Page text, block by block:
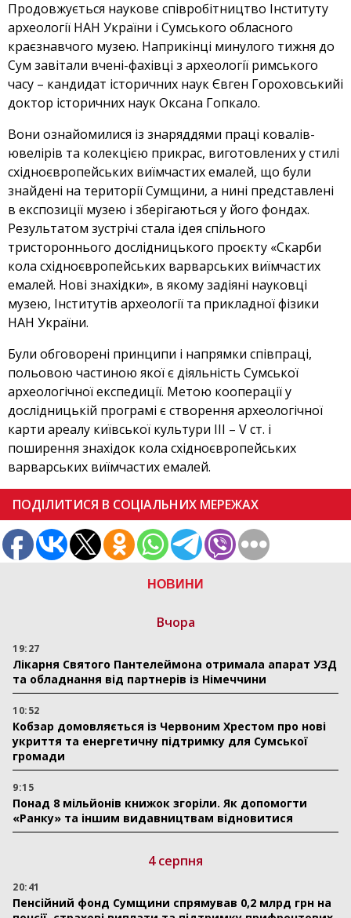
НОВИНИ
Вчора
19:27
Лікарня Святого Пантелеймона отримала апарат УЗД
та обладнання від партнерів із Німеччини
10:52
Кобзар домовляється із Червоним Хрестом про нові
укриття та енергетичну підтримку для Сумської
громади
9:15
Понад 8 мільйонів книжок згоріли. Як допомогти
«Ранку» та іншим видавництвам відновитися
4 серпня
20:41
Пенсійний фонд Сумщини спрямував 0,2 млрд грн на
Продовжується наукове співробітництво Інституту
археології НАН України і Сумського обласного
краєзнавчого музею. Наприкінці минулого тижня до
Сум завітали вчені-фахівці з археології римського
часу – кандидат історичних наук Євген Гороховськийі
доктор історичних наук Оксана Гопкало.
Вони ознайомилися із знаряддями праці ковалів-
ювелірів та колекцією прикрас, виготовлених у стилі
східноєвропейських виїмчастих емалей, що були
знайдені на території Сумщини, а нині представлені
в експозиції музею і зберігаються у його фондах.
Результатом зустрічі стала ідея спільного
тристороннього дослідницького проєкту «Скарби
кола східноєвропейських варварських виїмчастих
емалей. Нові знахідки», в якому задіяні науковці
музею, Інститутів археології та прикладної фізики
НАН України.
Були обговорені принципи і напрямки співпраці,
польовою частиною якої є діяльність Сумської
археологічної експедиції. Метою кооперації у
дослідницькій програмі є створення археологічної
карти ареалу київської культури ІІІ – V ст. і
поширення знахідок кола східноєвропейських
варварських виїмчастих емалей.
ПОДІЛИТИСЯ В СОЦІАЛЬНИХ МЕРЕЖАХ